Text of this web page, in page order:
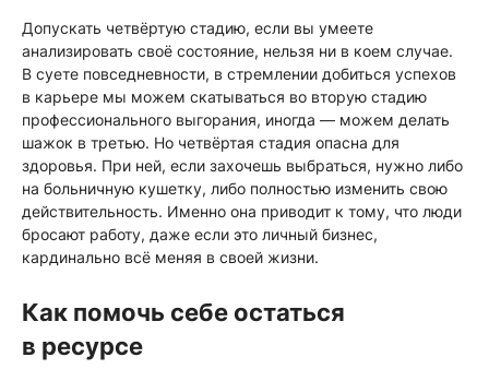
Допускать четвёртую стадию, если вы умеете
анализировать своё состояние, нельзя ни в коем случае.
В суете повседневности, в стремлении добиться успехов
в карьере мы можем скатываться во вторую стадию
профессионального выгорания, иногда — можем делать
шажок в третью. Но четвёртая стадия опасна для
здоровья. При ней, если захочешь выбраться, нужно либо
на больничную кушетку, либо полностью изменить свою
действительность. Именно она приводит к тому, что люди
бросают работу, даже если это личный бизнес,
кардинально всё меняя в своей жизни.
Как помочь себе остаться
в ресурсе